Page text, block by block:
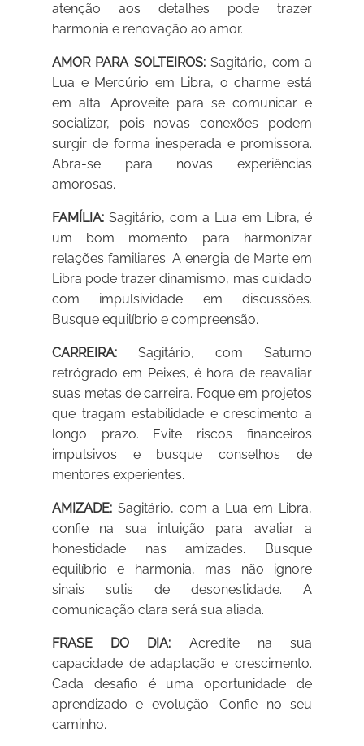
atenção aos detalhes pode trazer
harmonia e renovação ao amor.
AMOR PARA SOLTEIROS:Sagitário, com a
Lua e Mercúrio em Libra, o charme está
em alta. Aproveite para se comunicar e
socializar, pois novas conexões podem
surgir de forma inesperada e promissora.
Abra-se para novas experiências
amorosas.
FAMÍLIA: Sagitário, com a Lua em Libra, é
um bom momento para harmonizar
relações familiares. A energia de Marte em
Libra pode trazer dinamismo, mas cuidado
com impulsividade em discussões.
Busque equilíbrio e compreensão.
CARREIRA: Sagitário, com Saturno
retrógrado em Peixes, é hora de reavaliar
suas metas de carreira. Foque em projetos
que tragam estabilidade e crescimento a
longo prazo. Evite riscos financeiros
impulsivos e busque conselhos de
mentores experientes.
AMIZADE: Sagitário, com a Lua em Libra,
confie na sua intuição para avaliar a
honestidade nas amizades. Busque
equilíbrio e harmonia, mas não ignore
sinais sutis de desonestidade. A
comunicação clara será sua aliada.
FRASE DO DIA: Acredite na sua
capacidade de adaptação e crescimento.
Cada desafio é uma oportunidade de
aprendizado e evolução. Confie no seu
caminho.